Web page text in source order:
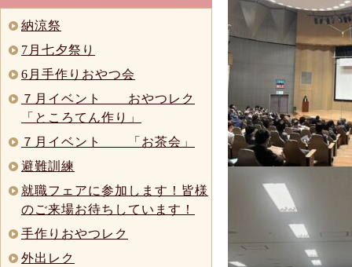
納涼祭
7月七夕祭り
6月手作りおやつ会
７月イベント おやつレク
「ところてん作り」
７月イベント 「お茶会」
避難訓練
就職フェアに参加します！皆様
のご来場お待ちしています！
手作りおやつレク
外出レク